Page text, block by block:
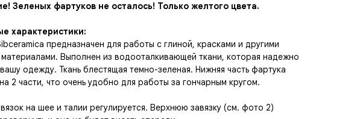
Зеленых фартуков не осталось! Только желтого цвета.
характеристики:
предназначен для работы с глиной, красками и другими
Выполнен из водооталкивающей ткани, которая надежно
одежду. Ткань блестящая темно-зеленая. Нижняя часть фартука
2 части, что очень удобно для работы за гончарным кругом.
на шее и талии регулируется. Верхнюю завязку (см. фото 2)